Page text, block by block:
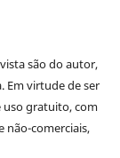
são do autor,
Em virtude de ser
uso gratuito, com
não-comerciais,